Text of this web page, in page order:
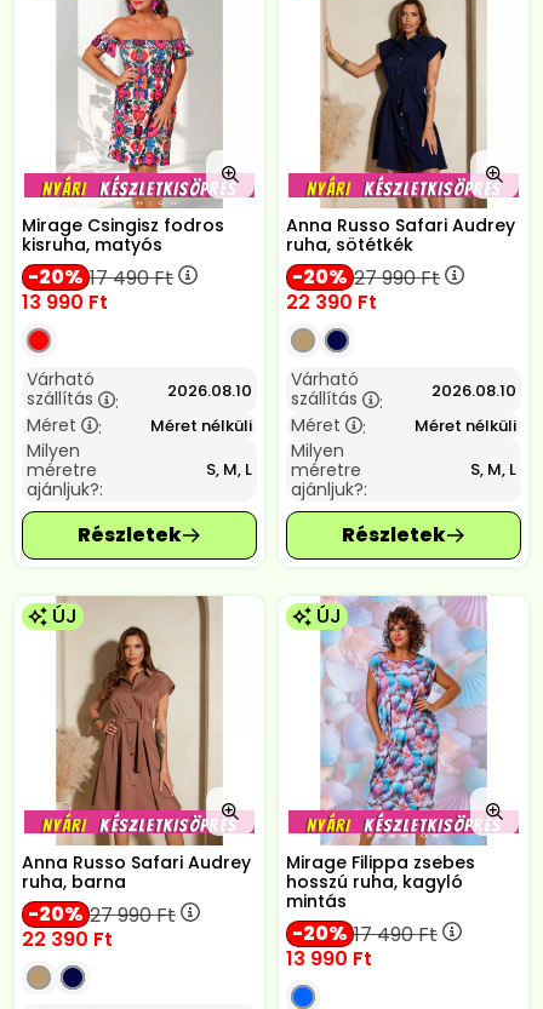
Mirage Csingisz fodros
kisruha, matyós
20 17 490Ft
13 990 Ft
Várható
szállítás
: 2026.08.10
Méret : Méret nélküli
Milyen
méretre
ajánljuk?:
S, M, L
Anna Russo Safari Audrey
ruha, sötétkék
20 27 990Ft
22 390 Ft
Várható
szállítás
: 2026.08.10
Méret : Méret nélküli
Milyen
méretre
ajánljuk?:
S, M, L
ÚJ
Anna Russo Safari Audrey
ruha, barna
20 27 990Ft
22 390 Ft
ÚJ
Mirage Filippa zsebes
hosszú ruha, kagyló
mintás
20 17 490Ft
13 990 Ft